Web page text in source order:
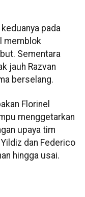
pada
memblok
Sementara
jauh Razvan
berselang.
Florinel
menggetarkan
upaya tim
dan Federico
hingga usai.